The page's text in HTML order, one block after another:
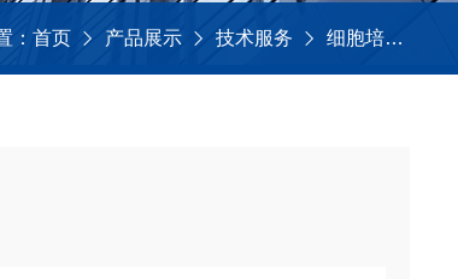
： 首页 产品展示 技术服务 细胞培养